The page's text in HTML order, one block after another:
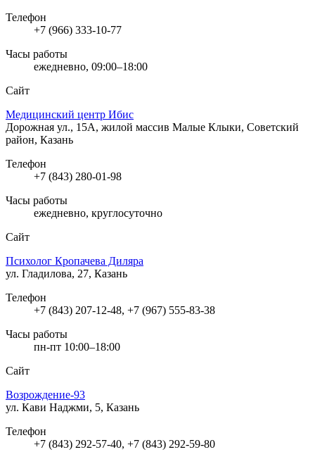
Телефон
+7 (966) 333-10-77
Часы работы
ежедневно, 09:00–18:00
Сайт
Медицинский центр Ибис
Дорожная ул., 15А, жилой массив Малые Клыки, Советский
район, Казань
Телефон
+7 (843) 280-01-98
Часы работы
ежедневно, круглосуточно
Сайт
Психолог Кропачева Диляра
ул. Гладилова, 27, Казань
Телефон
+7 (843) 207-12-48, +7 (967) 555-83-38
Часы работы
пн-пт 10:00–18:00
Сайт
Возрождение-93
ул. Кави Наджми, 5, Казань
Телефон
+7 (843) 292-57-40, +7 (843) 292-59-80